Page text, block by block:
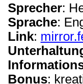
Sprecher:
Sprache:
Link:
Bonus: